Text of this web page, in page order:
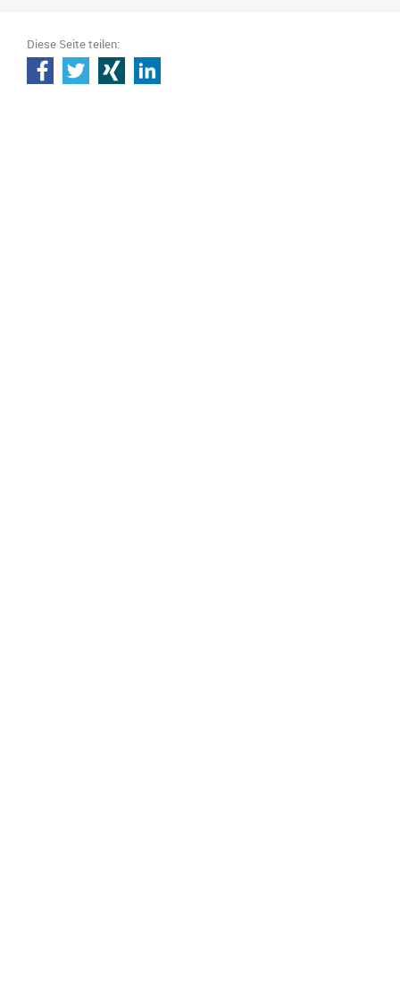
Diese Seite teilen: